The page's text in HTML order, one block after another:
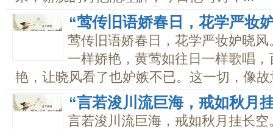
“莺传旧语娇春日，花学严妆
莺传旧语娇春日，花学严妆妒晓
一样娇艳，黄莺如往日一样歌唱
艳，让晓风看了也妒嫉不已。这一切，像
“言若浚川流巨海，戒如秋月
言若浚川流巨海，戒如秋月挂长